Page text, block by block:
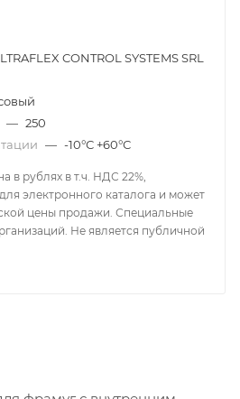
CONTROL SYSTEMS SRL
— 250
— -10°С +60°С
в рублях в т.ч. НДС 22%,
электронного каталога и может
цены продажи. Специальные
Не является публичной